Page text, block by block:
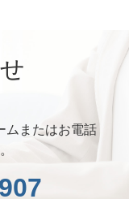
ムまたはお電話